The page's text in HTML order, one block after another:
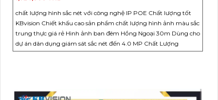
chất lượng hình sắc nét với công nghệ IP POE Chất lượng tốt
KBvision Chiết khấu cao sản phẩm chất lượng hình ảnh màu sắc
trung thực giá rẻ Hình ảnh ban đêm Hồng Ngoại 30m Dùng cho
dự án dân dụng giám sát sắc nét đến 4.0 MP Chất Lượng